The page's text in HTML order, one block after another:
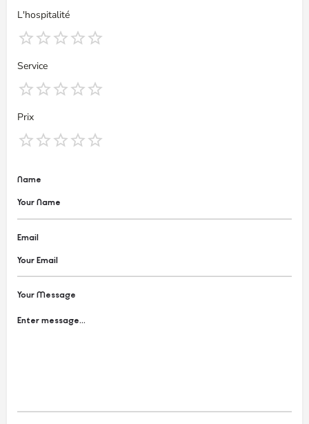
L'hospitalité
Service
Prix
Name
Email
Your Message